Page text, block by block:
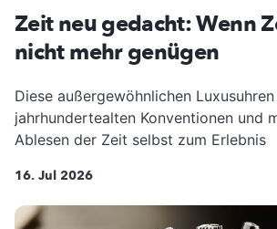
Zeit neu gedacht: Wenn
nicht mehr genügen
Diese außergewöhnlichen
jahrhundertealten Konventionen und
Ablesen der Zeit selbst zum Erlebnis
16. Jul 2026